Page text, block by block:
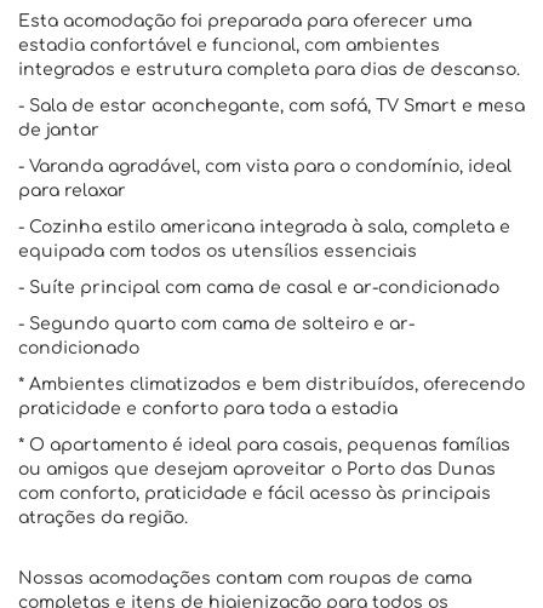
Esta acomodação foi preparada para oferecer uma
estadia confortável e funcional, com ambientes
integrados e estrutura completa para dias de descanso.
- Sala de estar aconchegante, com sofá, TV Smart e mesa
de jantar
- Varanda agradável, com vista para o condomínio, ideal
para relaxar
- Cozinha estilo americana integrada à sala, completa e
equipada com todos os utensílios essenciais
- Suíte principal com cama de casal e ar-condicionado
- Segundo quarto com cama de solteiro e ar-
condicionado
* Ambientes climatizados e bem distribuídos, oferecendo
praticidade e conforto para toda a estadia
* O apartamento é ideal para casais, pequenas famílias
ou amigos que desejam aproveitar o Porto das Dunas
com conforto, praticidade e fácil acesso às principais
atrações da região.
Nossas acomodações contam com roupas de cama
completas e itens de higienização para todos os